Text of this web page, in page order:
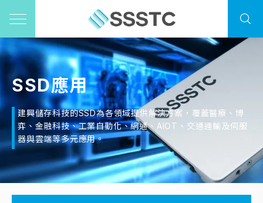
SSD應用
建興儲存科技的SSD為各領域提供解決方案，覆蓋醫療、博
弈、金融科技、工業自動化、網通、AIOT、交通運輸及伺服
器與雲端等多元應用。